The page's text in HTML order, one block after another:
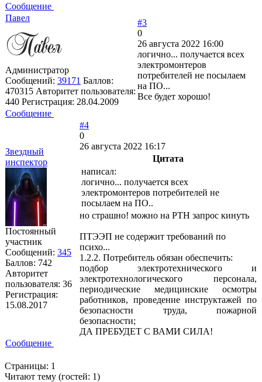
Сообщение
Павел
Администратор
Сообщений: 39171 Баллов:
470315 Авторитет пользователя:
440 Регистрация: 28.04.2009
#3
0
26 августа 2022 16:00
логично... получается всех
электромонтеров
потребителей не посылаем
на ПО...
Все будет хорошо!
Сообщение
Звездный
инспектор
Постоянный
участник
Сообщений: 345
Баллов: 742
Авторитет
пользователя: 36
Регистрация:
15.08.2017
#4
0
26 августа 2022 16:17
Цитата
написал:
логично... получается всех
электромонтеров потребителей не
посылаем на ПО..
но страшно! можно на РТН запрос кинуть
ПТЭЭП не содержит требований по
психо...
1.2.2. Потребитель обязан обеспечить:
подбор электротехнического и
электротехнологического персонала,
периодические медицинские осмотры
работников, проведение инструктажей по
безопасности труда, пожарной
безопасности;
ДА ПРЕБУДЕТ С ВАМИ СИЛА!
Сообщение
Страницы: 1
Читают тему (гостей: 1)